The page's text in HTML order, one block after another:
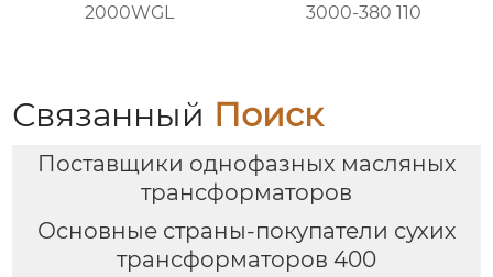
2000WGL
3000-380 110
Связанный Поиск
Поставщики однофазных масляных
трансформаторов
Основные страны-покупатели сухих
трансформаторов 400